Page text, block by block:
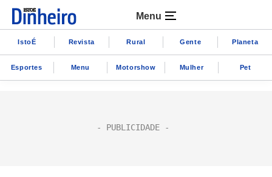
Menu
IstoÉ Revista Rural Gente Planeta
Esportes Menu Motorshow Mulher Pet